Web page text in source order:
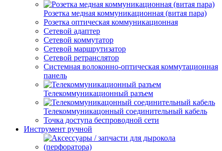
Розетка медная коммуникационная (витая пара)
Розетка оптическая коммуникационная
Сетевой адаптер
Сетевой коммутатор
Сетевой маршрутизатор
Сетевой ретранслятор
Системная волоконно-оптическая коммутационная
панель
Телекоммуникационный разъем
Телекоммуникацонный соединительный кабель
Точка доступа беспроводной сети
Инструмент ручной